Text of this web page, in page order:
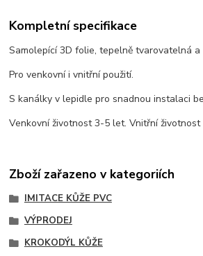
Kompletní specifikace
Samolepící 3D folie, tepelně tvarovatelná a
Pro venkovní i vnitřní použití.
S kanálky v lepidle pro snadnou instalaci
Venkovní životnost 3-5 let. Vnitřní životnost
Zboží zařazeno v kategoriích
IMITACE KŮŽE PVC
VÝPRODEJ
KROKODÝL KŮŽE